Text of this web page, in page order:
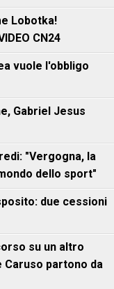
Lobotka!
CN24
vuole l'obbligo
Gabriel Jesus
"Vergogna, la
dello sport"
due cessioni
su un altro
partono da